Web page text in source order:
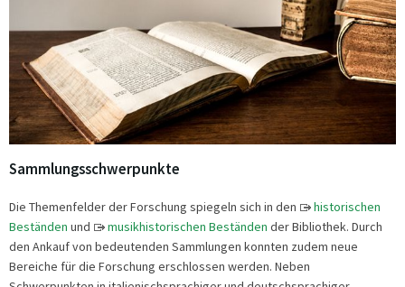
Sammlungsschwerpunkte
Die Themenfelder der Forschung spiegeln sich in den
historischen
Beständen und musikhistorischen Beständen der Bibliothek. Durch
den Ankauf von bedeutenden Sammlungen konnten zudem neue
Bereiche für die Forschung erschlossen werden. Neben